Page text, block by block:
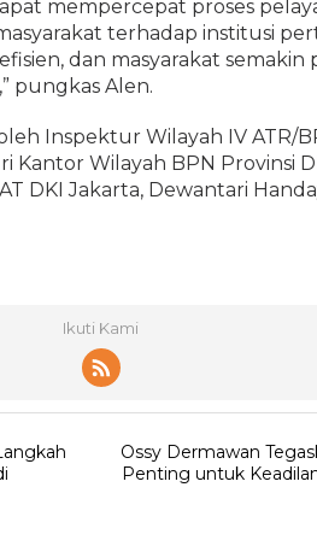
mempercepat proses
terhadap institusi
dan masyarakat semakin
pungkas Alen.
Inspektur Wilayah IV ATR/
Kantor Wilayah BPN Provinsi
DKI Jakarta, Dewantari
Ikuti Kami
Ossy Dermawan
Penting untuk